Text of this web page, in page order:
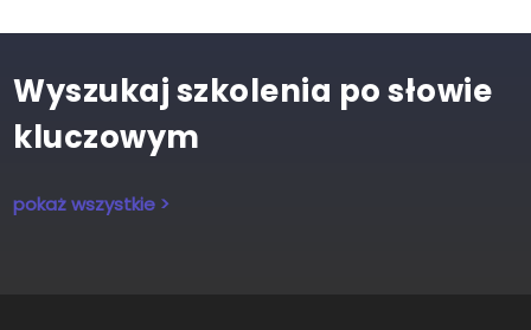
Wyszukaj szkolenia po słowie
kluczowym
pokaż wszystkie >